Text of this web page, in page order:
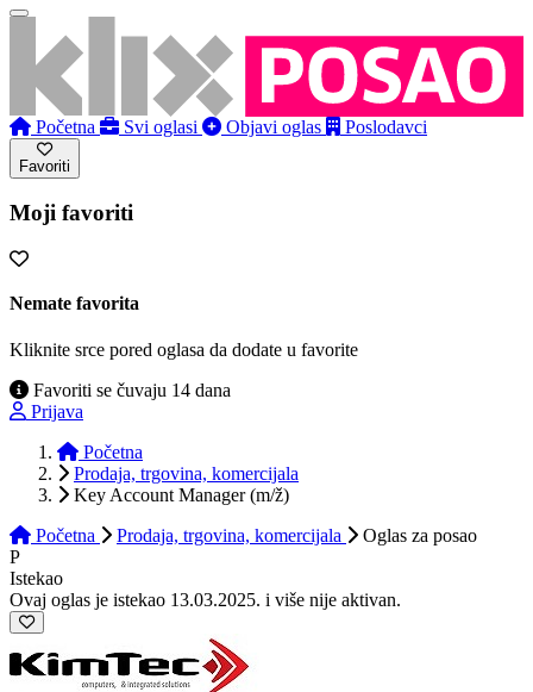
Početna Svi oglasi Objavi oglas Poslodavci
Favoriti
Moji favoriti
Nemate favorita
Kliknite srce pored oglasa da dodate u favorite
Favoriti se čuvaju 14 dana
Prijava
Početna
Prodaja, trgovina, komercijala
Key Account Manager (m/ž)
Početna
Prodaja, trgovina, komercijala Oglas za posao
P
Istekao
Ovaj oglas je istekao 13.03.2025. i više nije aktivan.